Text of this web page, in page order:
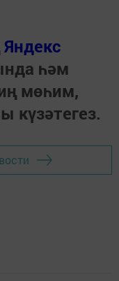
Яндекс
һәм
мөһим,
күзәтегез.